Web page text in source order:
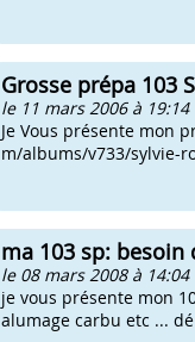
Grosse prépa 103
le 11 mars 2006 à 19:14
Je Vous présente mon
m/albums/v733/sylvie-
ma 103 sp: besoin
le 08 mars 2008 à 14:04
je vous présente mon
alumage carbu etc ...